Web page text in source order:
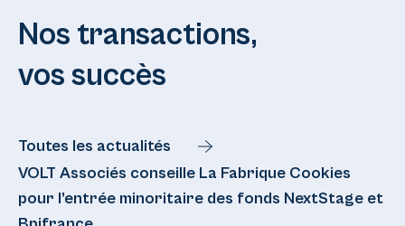
Nos transactions,
vos succès
Toutes les actualités
VOLT Associés conseille La Fabrique Cookies
pour l’entrée minoritaire des fonds NextStage et